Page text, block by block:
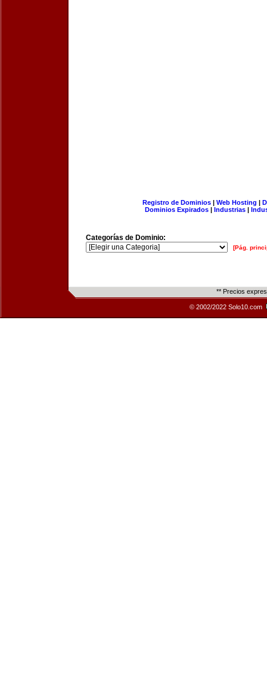
Registro de Dominios| Web Hosting |
Dominios Expirados | Industrias |
Categorías de Dominio:
[Pág.
** Precios
© 2002/2022 Solo10.com